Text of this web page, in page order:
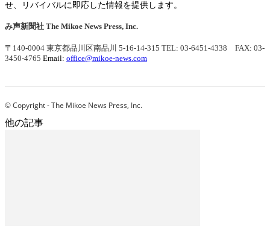
せ、リバイバルに即応した情報を提供します。
み声新聞社 The Mikoe News Press, Inc.
〒140-0004 東京都品川区南品川 5-16-14-315 TEL: 03-6451-4338 FAX: 03-
3450-4765 Email: office@mikoe-news.com
© Copyright - The Mikoe News Press, Inc.
他の記事